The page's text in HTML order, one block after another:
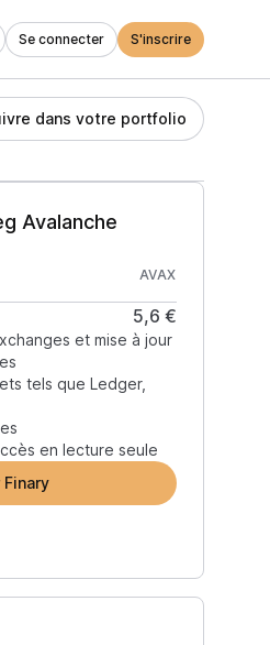
Se connecter S'inscrire
dans votre portfolio
Avalanche
AVAX
5,6 €
et mise à jour
tels que Ledger,
en lecture seule